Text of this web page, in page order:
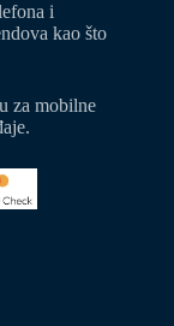
i
kao što
za mobilne